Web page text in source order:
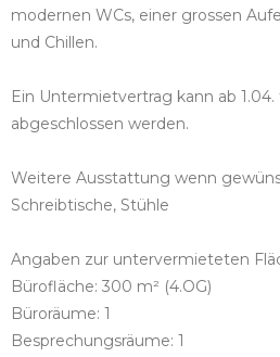
modernen WCs, einer grossen
und Chillen.
Ein Untermietvertrag kann ab
abgeschlossen werden.
Weitere Ausstattung wenn
Schreibtische, Stühle
Angaben zur untervermieteten
Bürofläche: 300 m² (4.OG)
Büroräume: 1
Besprechungsräume: 1